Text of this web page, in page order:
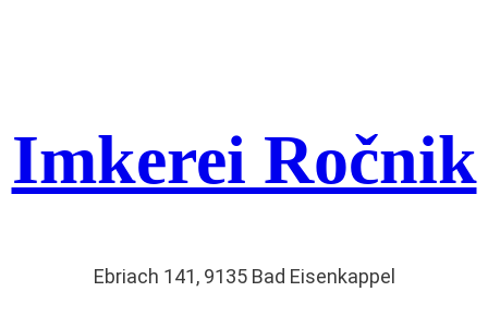
Imkerei Ročnik
Ebriach 141, 9135 Bad Eisenkappel